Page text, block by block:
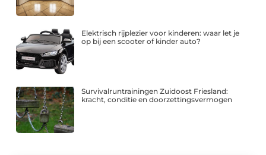
Elektrisch rijplezier voor kinderen: waar let je
op bij een scooter of kinder auto?
Survivalruntrainingen Zuidoost Friesland:
kracht, conditie en doorzettingsvermogen